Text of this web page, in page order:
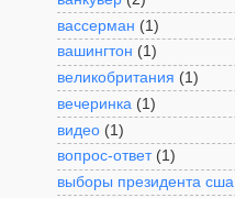
вассерман (1)
вашингтон (1)
великобритания (1)
вечеринка (1)
видео (1)
вопрос-ответ (1)
выборы президента сша